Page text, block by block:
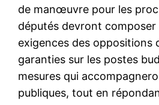
de manœuvre pour les
députés devront composer
exigences des oppositions
garanties sur les postes
mesures qui
publiques, tout en